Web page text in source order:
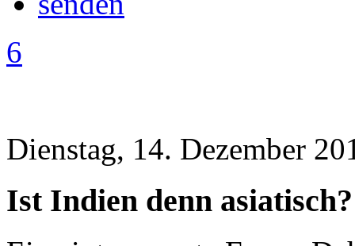
6
Dienstag, 14. Dezember
Ist Indien denn asiatisch?